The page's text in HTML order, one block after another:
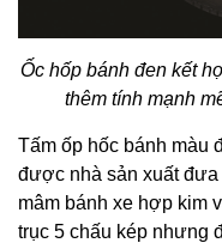
Ốc hốp bánh đen kết
thêm tính mạnh
Tấm ốp hốc bánh màu
được nhà sản xuất
mâm bánh xe hợp kim
trục 5 chấu kép nhưng